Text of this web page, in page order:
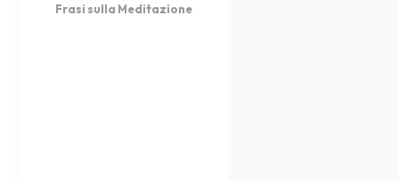
Frasi sulla Meditazione